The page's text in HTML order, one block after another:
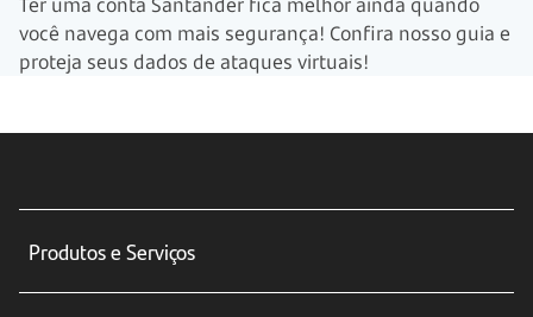
você navega com mais segurança! Confira nosso guia e
proteja seus dados de ataques virtuais!
Produtos e Serviços